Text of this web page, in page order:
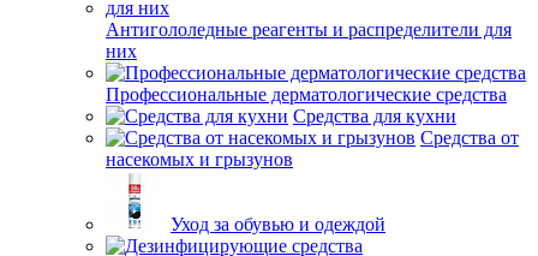
Антигололедные реагенты и распределители для
них
Профессиональные дерматологические средства
Средства для кухни
Средства от
насекомых и грызунов
Уход за обувью и одеждой